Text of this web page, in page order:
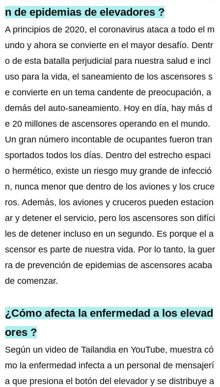
n de epidemias de elevadores ?
A principios de 2020, el coronavirus ataca a todo el m
undo y ahora se convierte en el mayor desafío. Dentr
o de esta batalla perjudicial para nuestra salud e incl
uso para la vida, el saneamiento de los ascensores s
e convierte en un tema candente de preocupación, a
demás del auto-saneamiento. Hoy en día, hay más d
e 20 millones de ascensores operando en el mundo.
Un gran número incontable de ocupantes fueron tran
sportados todos los días. Dentro del estrecho espaci
o hermético, existe un riesgo muy grande de infecció
n, nunca menor que dentro de los aviones y los cruce
ros. Además, los aviones y cruceros pueden estacion
ar y detener el servicio, pero los ascensores son difíci
les de detener incluso en un segundo. Es porque el a
scensor es parte de nuestra vida. Por lo tanto, la guer
ra de prevención de epidemias de ascensores acaba
de comenzar.
¿Cómo afecta la enfermedad a los elevad
ores ?
Según un video de Tailandia en YouTube, muestra có
mo la enfermedad infecta a un personal de mensajerí
a que presiona el botón del elevador y se distribuye a